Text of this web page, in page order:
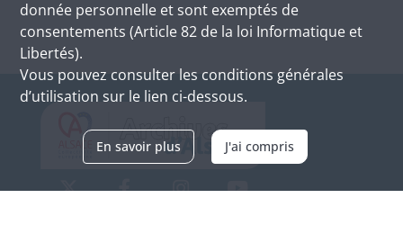
donnée personnelle et sont exemptés de
consentements (Article 82 de la loi Informatique et
Libertés).
Vous pouvez consulter les conditions générales
d’utilisation sur le lien ci-dessous.
En savoir plus J'ai compris